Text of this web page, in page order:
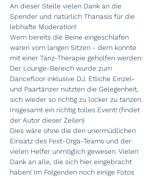
An dieser Stelle vielen Dank an die
Spender und natürlich Thanasis für die
lebhafte Moderation!
Wem bereits die Beine eingeschlafen
waren vom langen Sitzen - dem konnte
mit einer Tanz-Therapie geholfen werden:
Der Lounge-Bereich wurde zum
Dancefloor inklusive DJ. Etliche Einzel-
und Paartänzer nutzten die Gelegenheit,
sich wieder so richtig zu locker zu tanzen.
Insgesamt ein richtig tolles Event! (findet
der Autor dieser Zeilen)
Dies wäre ohne die den unermüdlichen
Einsatz des Fest-Orga-Teams und der
vielen Helfer unmöglich gewesen. Vielen
Dank an alle, die sich hier eingebracht
haben! Im Folgenden noch einige Fotos